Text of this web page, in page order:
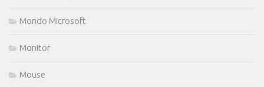
Mondo Microsoft
Monitor
Mouse